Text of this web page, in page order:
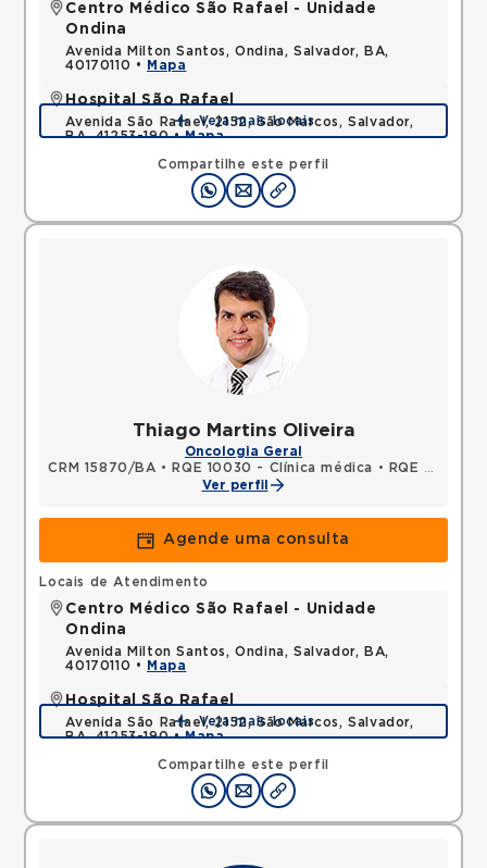
Compartilhe este perfil
Centro Médico São Rafael - Unidade
Ondina
Avenida Milton Santos, Ondina, Salvador, BA,
40170110 •
Mapa
Hospital São Rafael
Avenida São Rafael, 2152, São Marcos, Salvador,
BA, 41253-190 •Mapa
Veja mais locais
Thiago Martins Oliveira
Oncologia Geral
CRM 15870/BA • RQE 10030 - Clínica médica •
RQE 10031 - Oncologia clínica
Ver perfil
Agende uma consulta
Compartilhe este perfil
Locais de Atendimento
Centro Médico São Rafael - Unidade
Ondina
Avenida Milton Santos, Ondina, Salvador, BA,
40170110 •
Mapa
Hospital São Rafael
Avenida São Rafael, 2152, São Marcos, Salvador,
BA, 41253-190 •Mapa
Veja mais locais